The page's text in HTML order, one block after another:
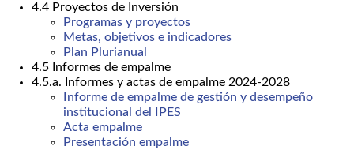
4.4 Proyectos de Inversión
Programas y proyectos
Metas, objetivos e indicadores
Plan Plurianual
4.5 Informes de empalme
4.5.a. Informes y actas de empalme 2024-2028
Informe de empalme de gestión y desempeño
institucional del IPES
Acta empalme
Presentación empalme